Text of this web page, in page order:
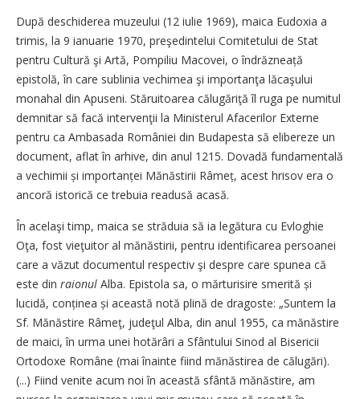
După deschiderea muzeului (12 iulie 1969), maica Eudoxia a
trimis, la 9 ianuarie 1970, preşedintelui Comitetului de Stat
pentru Cultură şi Artă, Pompiliu Macovei, o îndrăzneață
epistolă, în care sublinia vechimea şi importanţa lăcaşului
monahal din Apuseni. Stăruitoarea călugăriţă îl ruga pe numitul
demnitar să facă intervenţii la Ministerul Afacerilor Externe
pentru ca Ambasada României din Budapesta să elibereze un
document, aflat în arhive, din anul 1215. Dovadă fundamentală
a vechimii și importanței Mănăstirii Râmeț, acest hrisov era o
ancoră istorică ce trebuia readusă acasă.
În acelaşi timp, maica se străduia să ia legătura cu Evloghie
Oţa, fost vieţuitor al mănăstirii, pentru identificarea persoanei
care a văzut documentul respectiv şi despre care spunea că
este din raionul Alba. Epistola sa, o mărturisire smerită și
lucidă, conținea și această notă plină de dragoste: „Suntem la
Sf. Mănăstire Râmeţ, judeţul Alba, din anul 1955, ca mănăstire
de maici, în urma unei hotărâri a Sfântului Sinod al Bisericii
Ortodoxe Române (mai înainte fiind mănăstirea de călugări).
(...) Fiind venite acum noi în această sfântă mănăstire, am